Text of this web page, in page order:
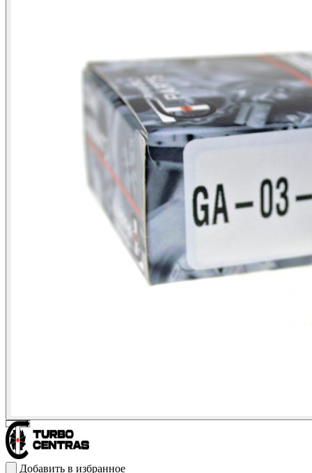
Добавить в избранное